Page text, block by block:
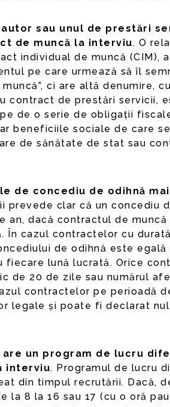
sau unul de prestări
de muncă la interviu. O
individual de muncă (CIM),
pe care urmează să îl
ci are altă denumire,
contract de prestări servicii,
de o serie de obligații
beneficiile sociale de care
de sănătate de stat sau
de concediu de odihnă
prevede clar că un concediu
an, dacă contractul de muncă
În cazul contractelor cu
de odihnă este egală
fiecare lună lucrată. Orice
de 20 de zile sau numărul
contractelor pe perioadă
legale și poate fi declarat
are un program de lucru
interviu. Programul de lucru
din timpul recrutării. Dacă,
la 8 la 16 sau 17 (cu o oră